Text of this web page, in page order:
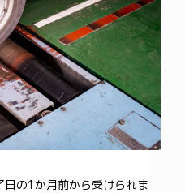
の1か月前から受けられま